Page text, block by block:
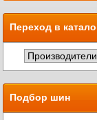
Переход в
Подбор шин